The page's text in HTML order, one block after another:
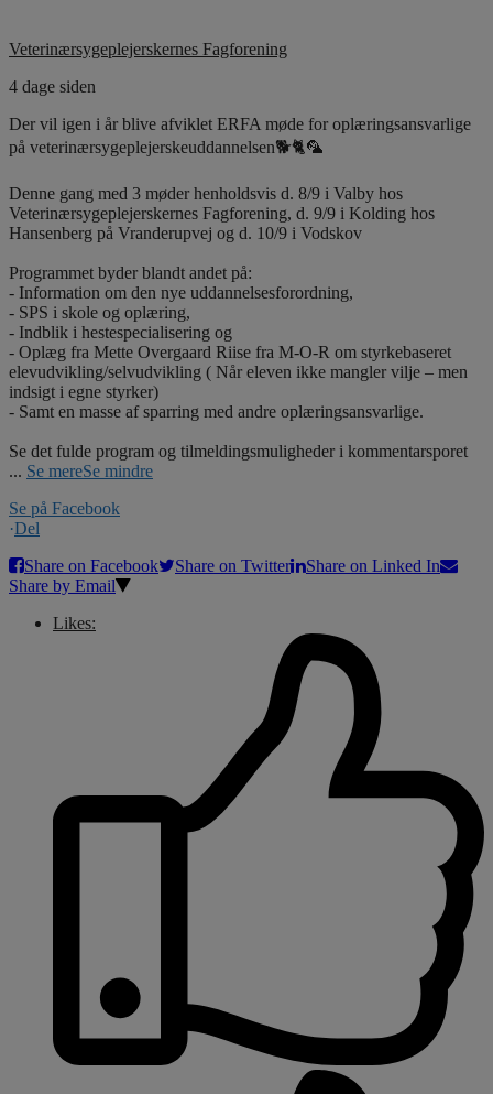
Veterinærsygeplejerskernes Fagforening
4 dage siden
Der vil igen i år blive afviklet ERFA møde for oplæringsansvarlige
på veterinærsygeplejerskeuddannelsen🐕🐈🦜
Denne gang med 3 møder henholdsvis d. 8/9 i Valby hos
Veterinærsygeplejerskernes Fagforening, d. 9/9 i Kolding hos
Hansenberg på Vranderupvej og d. 10/9 i Vodskov
Programmet byder blandt andet på:
- Information om den nye uddannelsesforordning,
- SPS i skole og oplæring,
- Indblik i hestespecialisering og
- Oplæg fra Mette Overgaard Riise fra M-O-R om styrkebaseret
elevudvikling/selvudvikling ( Når eleven ikke mangler vilje – men
indsigt i egne styrker)
- Samt en masse af sparring med andre oplæringsansvarlige.
Se det fulde program og tilmeldingsmuligheder i kommentarsporet
... Se mereSe mindre
Se på Facebook
·Del
Share on Facebook
Share on Twitter
Share on Linked In
Share by Email
Likes: